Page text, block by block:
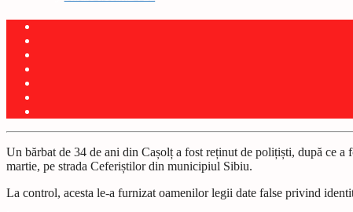
Un bărbat de 34 de ani din Cașolț a fost reținut de polițiști, după ce
martie, pe strada Ceferiștilor din municipiul Sibiu.
La control, acesta le-a furnizat oamenilor legii date false privind